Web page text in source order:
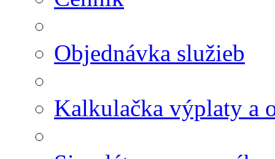
Objednávka služieb
Kalkulačka výplaty a